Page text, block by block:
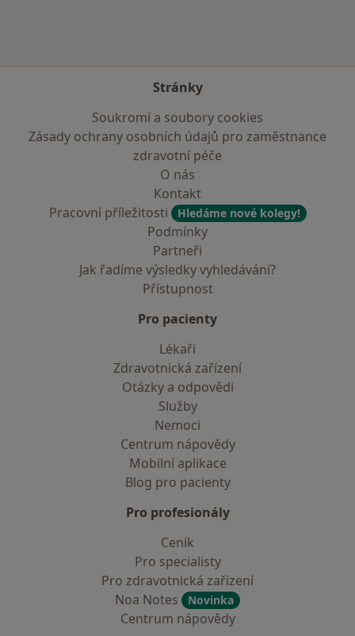
Stránky
Soukromí a soubory cookies
Zásady ochrany osobních údajů pro zaměstnance
zdravotní péče
O nás
Kontakt
Pracovní příležitosti
Hledáme nové kolegy!
Podmínky
Partneři
Jak řadíme výsledky vyhledávání?
Přístupnost
Pro pacienty
Lékaři
Zdravotnická zařízení
Otázky a odpovědi
Služby
Nemoci
Centrum nápovědy
Mobilní aplikace
Blog pro pacienty
Pro profesionály
Ceník
Pro specialisty
Pro zdravotnická zařízení
Noa Notes
Novinka
Centrum nápovědy